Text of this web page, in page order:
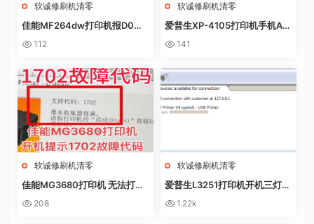
软诚修刷机清零
佳能MF264dw打印机报D0W
NL0AD MODE快速解决方法
112
软诚修刷机清零
爱普生XP-4105打印机手机AP
P上点了更新固件之后不识别墨
141
软诚修刷机清零
佳能MG3680打印机 无法打印
电脑提示错误代码5B02 废墨收
208
软诚修刷机清零
爱普生L3251打印机开机三灯长
亮 无自检动作
1.22k